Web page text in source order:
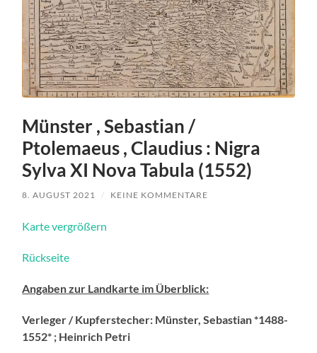
Münster , Sebastian /
Ptolemaeus , Claudius : Nigra
Sylva XI Nova Tabula (1552)
8. AUGUST 2021 / KEINE KOMMENTARE
Karte vergrößern
Rückseite
Angaben zur Landkarte im Überblick:
Verleger / Kupferstecher: Münster, Sebastian *1488-
1552* ; Heinrich Petri